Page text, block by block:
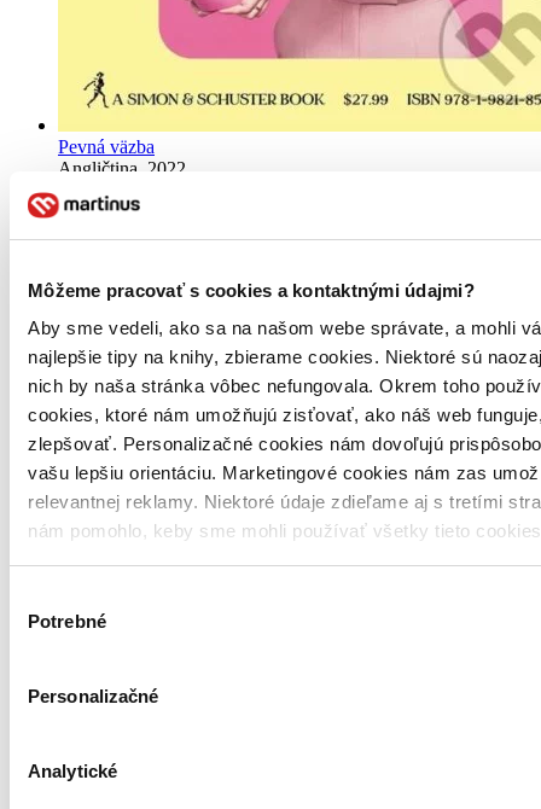
Môžeme pracovať s cookies a kontaktnými údajmi?
Aby sme vedeli, ako sa na našom webe správate, a mohli
najlepšie tipy na knihy, zbierame cookies. Niektoré sú
nich by naša stránka vôbec nefungovala. Okrem toho
cookies, ktoré nám umožňujú zisťovať, ako náš web
zlepšovať. Personalizačné cookies nám dovoľujú
vašu lepšiu orientáciu. Marketingové cookies nám zas
relevantnej reklamy. Niektoré údaje zdieľame aj s tretími
nám pomohlo, keby sme mohli používať všetky tieto
súhlasu
Potrebné
Personalizačné
Analytické
Pevná väzba
Angličtina, 2022
Na sklade 1 ks
Túto knihu máme síce aktuálne na sklade, máme však už iba
posledné kusy. Ak ju chcete mať rýchlo, ponáhľajte sa!
22,30 €
Vložiť do košíka